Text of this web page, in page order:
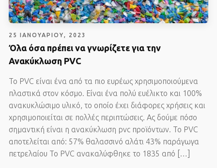
25 ΙΑΝΟΥΑΡΊΟΥ, 2023
Όλα όσα πρέπει να γνωρίζετε για την
Ανακύκλωση PVC
Το PVC είναι ένα από τα πιο ευρέως χρησιμοποιούμενα
πλαστικά στον κόσμο. Είναι ένα πολύ ευέλικτο και 100%
ανακυκλώσιμο υλικό, το οποίο έχει διάφορες χρήσεις και
χρησιμοποιείται σε πολλές περιπτώσεις. Ας δούμε πόσο
σημαντική είναι η ανακύκλωση pvc προϊόντων. Το PVC
αποτελείται από: 57% θαλασσινό αλάτι 43% παράγωγα
πετρελαίου Το PVC ανακαλύφθηκε το 1835 από […]